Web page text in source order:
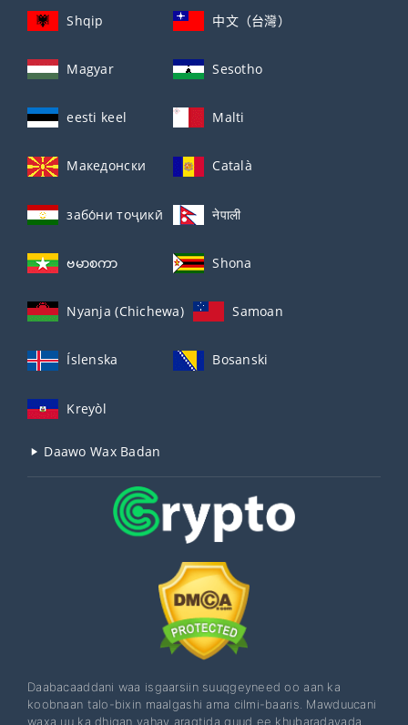
Shqip 中文（台灣）
Magyar Sesotho
eesti keel Malti
Македонски Català
забо́ни тоҷикӣ́ नेपाली
ဗမာစကာ Shona
Nyanja (Chichewa) Samoan
Íslenska Bosanski
Kreyòl
Daawo Wax Badan
Daabacaaddani waa isgaarsiin suuqgeyneed oo aan ka
koobnaan talo-bixin maalgashi ama cilmi-baaris. Mawduucani
waxa uu ka dhigan yahay aragtida guud ee khubaradayada